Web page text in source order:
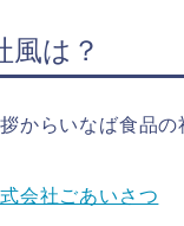
風は？
からいなば食品の
会社ごあいさつ